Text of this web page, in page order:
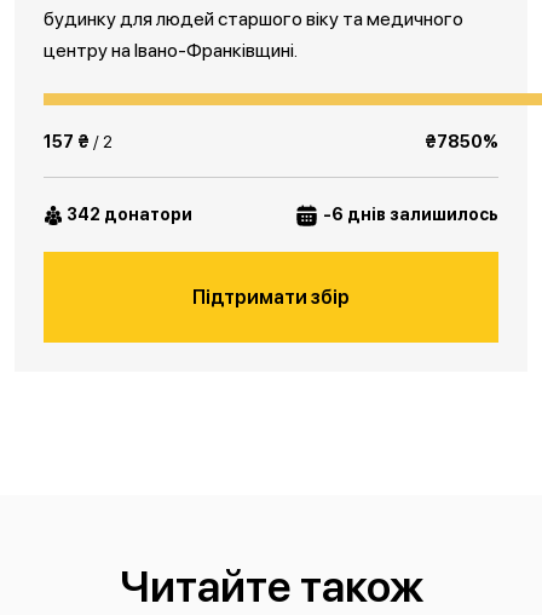
будинку для людей старшого віку та медичного
центру на Івано-Франківщині.
157 ₴ / 2 ₴7850%
342 донатори -6 днів залишилось
Підтримати збір
Читайте також